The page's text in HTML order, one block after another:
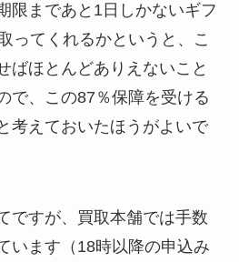
限まであと1日しかないギフ
ってくれるかというと、こ
ばほとんどありえないこと
で、この87％保障を受ける
考えておいたほうがよいで
ですが、買取本舗では手数
います（18時以降の申込み